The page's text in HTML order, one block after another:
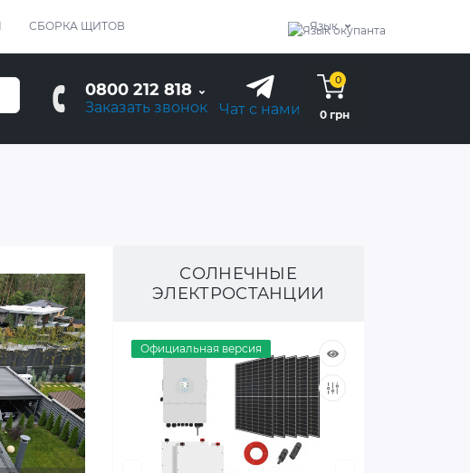
СБОРКА ЩИТОВ Язык
0800 212 818
Заказать звонок Чат с нами
0
0 грн
СОЛНЕЧНЫЕ
ЭЛЕКТРОСТАНЦИИ
Официальная версия